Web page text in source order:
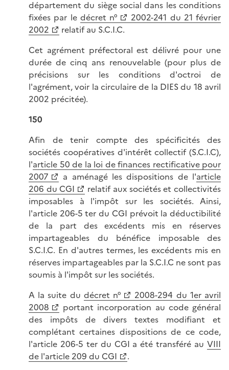
département du siège social dans les conditions
fixées par le décret n°
2002-241 du 21 février
2002
relatif au S.C.I.C.
Cet agrément préfectoral est délivré pour une
durée de cinq ans renouvelable (pour plus de
précisions sur les conditions d'octroi de
l'agrément, voir la circulaire de la DIES du 18 avril
2002 précitée).
150
Afin de tenir compte des spécificités des
sociétés coopératives d'intérêt collectif (S.C.I.C),
l'article 50 de la loi de finances rectificative pour
2007
a aménagé les dispositions de l'article
206 du CGI
relatif aux sociétés et collectivités
imposables à l'impôt sur les sociétés. Ainsi,
l'article 206-5 ter du CGI prévoit la déductibilité
de la part des excédents mis en réserves
impartageables du bénéfice imposable des
S.C.I.C. En d'autres termes, les excédents mis en
réserves impartageables par la S.C.I.C ne sont pas
soumis à l'impôt sur les sociétés.
A la suite du décret n°
2008-294 du 1er avril
2008
portant incorporation au code général
des impôts de divers textes modifiant et
complétant certaines dispositions de ce code,
l'article 206-5 ter du CGI a été transféré au VIII
de l'article 209 du CGI
.